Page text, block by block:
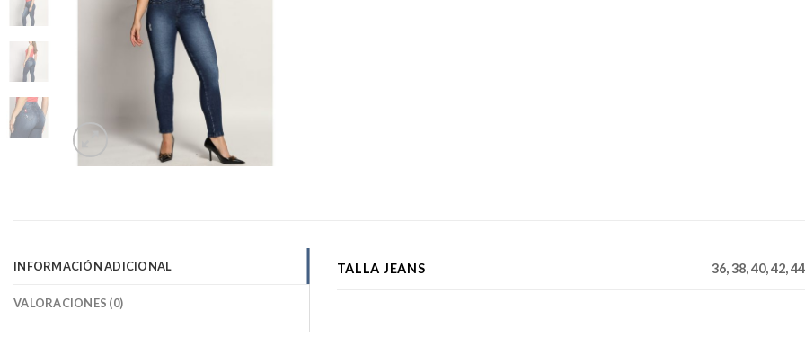
INFORMACIÓN ADICIONAL
VALORACIONES (0)
TALLA JEANS 36, 38, 40, 42,